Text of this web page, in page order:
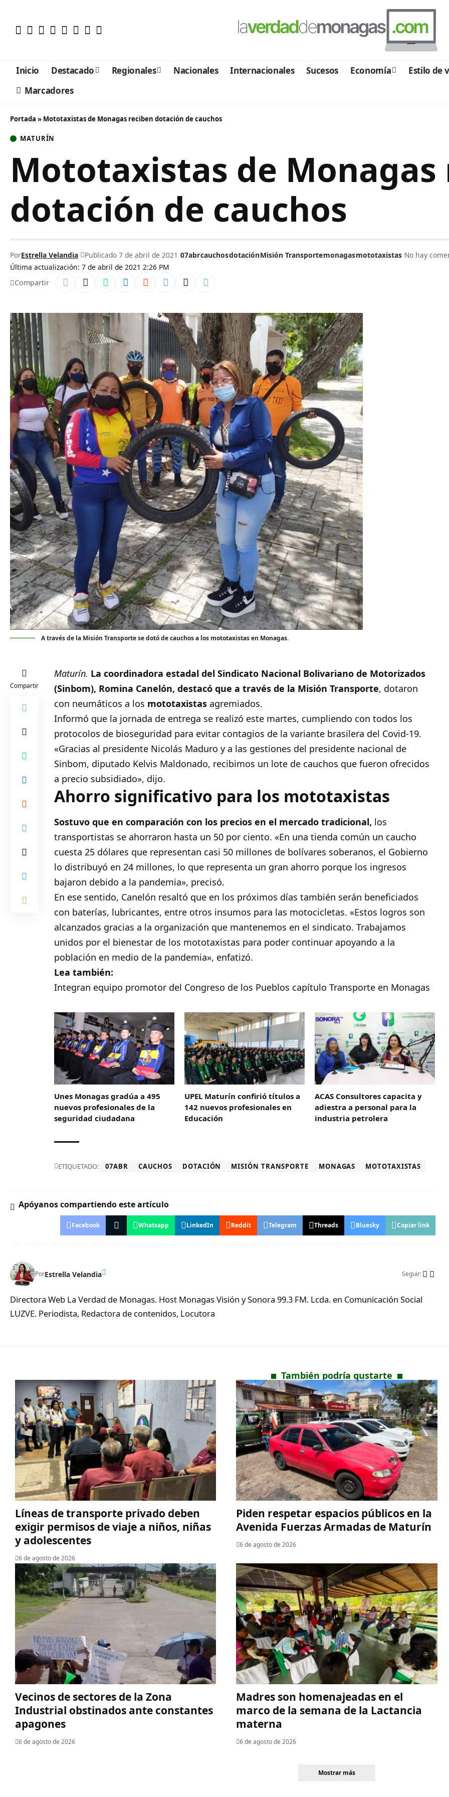
Inicio Destacado Regionales Nacionales Internacionales Sucesos Economía Estilo de
Marcadores
Portada » Mototaxistas de Monagas reciben dotación de cauchos
MATURÍN
Mototaxistas de Monagas
dotación de cauchos
Última actualización: 7 de abril de 2021 2:26 PM
PorEstrella Velandia Publicado 7 de abril de 2021 07abrcauchosdotaciónMisión Transportemonagasmototaxistas No hay
Compartir
A través de la Misión Transporte se dotó de cauchos a los mototaxistas en Monagas.
Compartir
Maturín. La coordinadora estadal del Sindicato Nacional Bolivariano de Motorizados
(Sinbom), Romina Canelón, destacó que a través de la Misión Transporte, dotaron
con neumáticos a los mototaxistas agremiados.
Informó que la jornada de entrega se realizó este martes, cumpliendo con todos los
protocolos de bioseguridad para evitar contagios de la variante brasilera del Covid-19.
«Gracias al presidente Nicolás Maduro y a las gestiones del presidente nacional de
Sinbom, diputado Kelvis Maldonado, recibimos un lote de cauchos que fueron ofrecidos
a precio subsidiado», dijo.
Ahorro significativo para los mototaxistas
Sostuvo que en comparación con los precios en el mercado tradicional, los
transportistas se ahorraron hasta un 50 por ciento. «En una tienda común un caucho
cuesta 25 dólares que representan casi 50 millones de bolívares soberanos, el Gobierno
lo distribuyó en 24 millones, lo que representa un gran ahorro porque los ingresos
bajaron debido a la pandemia», precisó.
En ese sentido, Canelón resaltó que en los próximos días también serán beneficiados
con baterías, lubricantes, entre otros insumos para las motocicletas. «Estos logros son
alcanzados gracias a la organización que mantenemos en el sindicato. Trabajamos
unidos por el bienestar de los mototaxistas para poder continuar apoyando a la
población en medio de la pandemia», enfatizó.
Lea también:
Integran equipo promotor del Congreso de los Pueblos capítulo Transporte en Monagas
Unes Monagas gradúa a 495
nuevos profesionales de la
seguridad ciudadana
UPEL Maturín confirió títulos a
142 nuevos profesionales en
Educación
ACAS Consultores capacita y
adiestra a personal para la
industria petrolera
ETIQUETADO: 07ABR CAUCHOS DOTACIÓN MISIÓN TRANSPORTE MONAGAS MOTOTAXISTAS
Apóyanos compartiendo este artículo
Facebook Whatsapp LinkedIn Reddit Telegram Threads Bluesky Copiar link
PorEstrella Velandia Seguir:
Directora Web La Verdad de Monagas. Host Monagas Visión y Sonora 99.3 FM. Lcda. en Comunicación Social
LUZVE. Periodista, Redactora de contenidos, Locutora
También podría gustarte
Líneas de transporte privado deben
exigir permisos de viaje a niños, niñas
y adolescentes
6 de agosto de 2026
Piden respetar espacios públicos en la
Avenida Fuerzas Armadas de Maturín
6 de agosto de 2026
Vecinos de sectores de la Zona
Industrial obstinados ante constantes
apagones
6 de agosto de 2026
Madres son homenajeadas en el
marco de la semana de la Lactancia
materna
6 de agosto de 2026
Mostrar más